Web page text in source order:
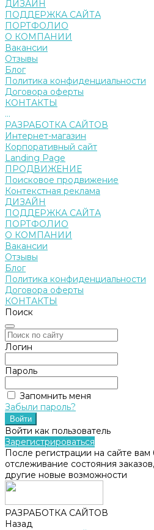
ДИЗАЙН
ПОДДЕРЖКА САЙТА
ПОРТФОЛИО
О КОМПАНИИ
Вакансии
Отзывы
Блог
Политика конфиденциальности
Договора оферты
КОНТАКТЫ
...
РАЗРАБОТКА САЙТОВ
Интернет-магазин
Корпоративный сайт
Landing Page
ПРОДВИЖЕНИЕ
Поисковое продвижение
Контекстная реклама
ДИЗАЙН
ПОДДЕРЖКА САЙТА
ПОРТФОЛИО
О КОМПАНИИ
Вакансии
Отзывы
Блог
Политика конфиденциальности
Договора оферты
КОНТАКТЫ
Поиск
Логин
Пароль
Запомнить меня
Забыли пароль?
Войти как пользователь
Зарегистрироваться
После регистрации на сайте
отслеживание состояния
другие новые возможности
РАЗРАБОТКА САЙТОВ
Назад